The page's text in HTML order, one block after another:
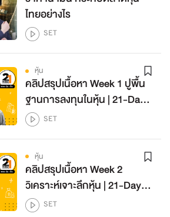
ไทยอย่างไร
SET
หุ้น
คลิปสรุปเนื้อหา Week 1 ปูพื้น
ฐานการลงทุนในหุ้น | 21-Day
Challenge เทรด-หุ้น-เป็น
Season 2
SET
หุ้น
คลิปสรุปเนื้อหา Week 2
วิเคราะห์เจาะลึกหุ้น | 21-Day
Challenge เทรด-หุ้น-เป็น
SET